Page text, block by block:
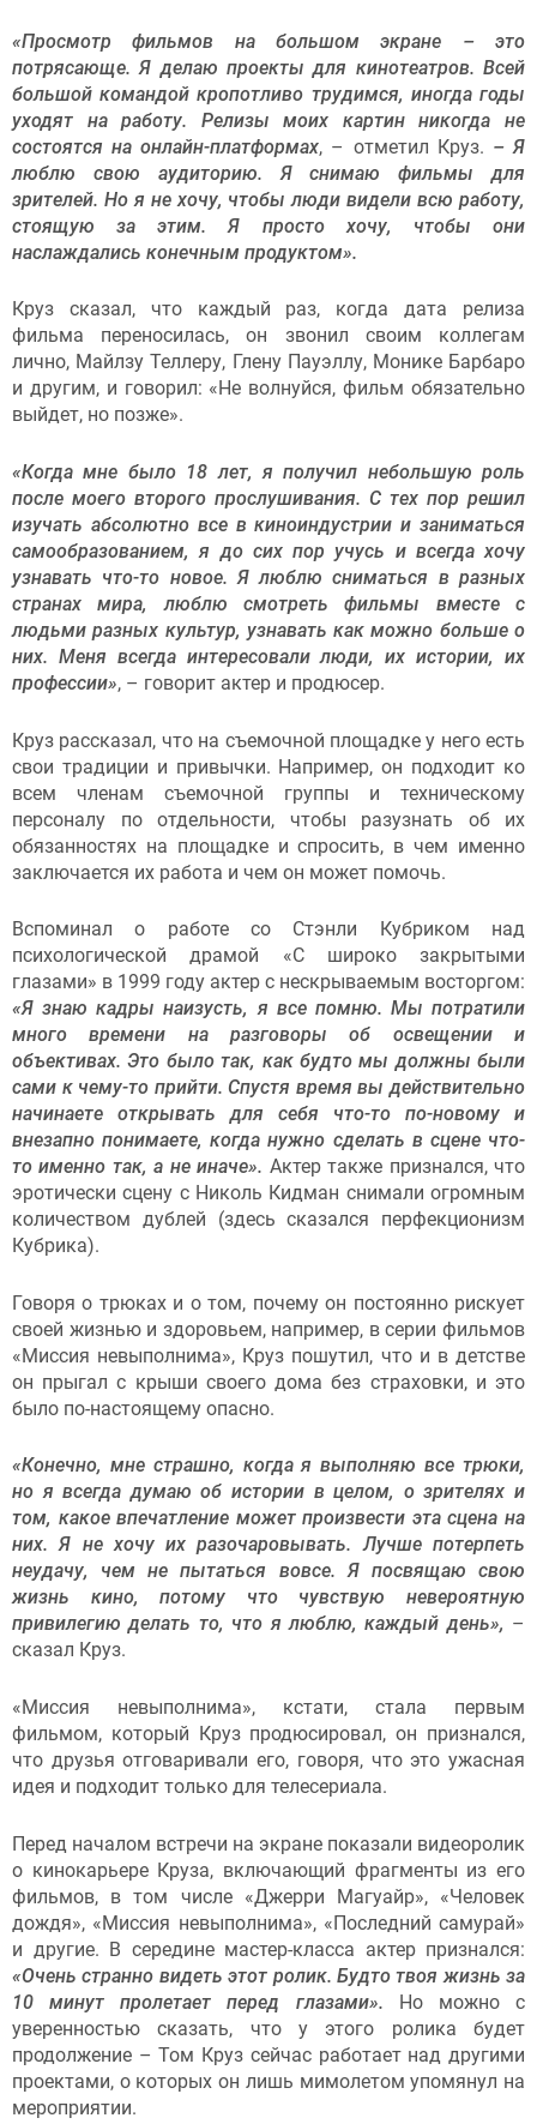
«Просмотр фильмов на большом экране – это
потрясающе.Я делаю проекты для кинотеатров. Всей
большой командой кропотливо трудимся, иногда годы
уходят на работу. Релизы моих картинникогда не
состоятся наонлайн-платформах, – отметил Круз. – Я
люблю свою аудиторию. Я снимаю фильмы для
зрителей. Но я не хочу, чтобы люди видели всю работу,
стоящую за этим. Я просто хочу, чтобы они
наслаждались конечным продуктом».
Круз сказал, что каждый раз, когда дата релиза
фильма переносилась, он звонил своим коллегам
лично, Майлзу Теллеру, Глену Пауэллу, Монике Барбаро
и другим, и говорил: «Не волнуйся, фильм обязательно
выйдет, но позже».
«Когда мне было 18 лет, я получил небольшую роль
после моего второго прослушивания. С тех пор решил
изучать абсолютно все в киноиндустрии и заниматься
самообразованием, я до сих пор учусь и всегда хочу
узнавать что-то новое. Я люблю сниматься в разных
странах мира, люблю смотреть фильмы вместе с
людьми разных культур, узнавать как можно больше о
них. Меня всегда интересовали люди, их истории, их
профессии», – говорит актер и продюсер.
Круз рассказал, что на съемочной площадке у него есть
свои традиции и привычки. Например, он подходит ко
всем членам съемочной группы и техническому
персоналу по отдельности, чтобы разузнать об их
обязанностях на площадке и спросить, в чем именно
заключается их работа и чем он может помочь.
Вспоминал о работе со Стэнли Кубриком над
психологической драмой «С широко закрытыми
глазами» в 1999 году актер с нескрываемым восторгом:
«Я знаю кадры наизусть, я все помню. Мы потратили
много времени на разговоры об освещении и
объективах. Это было так, как будто мы должны были
сами к чему-то прийти. Спустя время вы действительно
начинаете открывать для себя что-то по-новому и
внезапно понимаете, когда нужно сделать в сцене что-
то именно так, а не иначе». Актер также признался, что
эротически сцену с Николь Кидман снимали огромным
количеством дублей (здесь сказался перфекционизм
Кубрика).
Говоря о трюках и о том, почему он постоянно рискует
своей жизнью и здоровьем, например, в серии фильмов
«Миссия невыполнима», Круз пошутил, что и в детстве
он прыгал с крыши своего дома без страховки, и это
было по-настоящему опасно.
«Конечно, мне страшно, когда я выполняю все трюки,
но я всегда думаю об истории в целом, о зрителях и
том, какое впечатление может произвести эта сцена на
них. Я не хочу их разочаровывать. Лучше потерпеть
неудачу, чем не пытаться вовсе. Я посвящаю свою
жизнь кино, потому что чувствую невероятную
привилегию делать то, что я люблю, каждый день», –
сказал Круз.
«Миссия невыполнима», кстати, стала первым
фильмом, который Круз продюсировал, он признался,
что друзья отговаривали его, говоря, что это ужасная
идея и подходит только для телесериала.
Перед началом встречи на экране показали видеоролик
о кинокарьере Круза, включающий фрагменты из его
фильмов, в том числе «Джерри Магуайр», «Человек
дождя», «Миссия невыполнима», «Последний самурай»
и другие. В середине мастер-класса актер признался:
«Очень странно видеть этот ролик. Будто твоя жизнь за
10 минут пролетает перед глазами». Но можно с
уверенностью сказать, что у этого ролика будет
продолжение – Том Круз сейчас работает над другими
проектами, о которых он лишь мимолетом упомянул на
мероприятии.